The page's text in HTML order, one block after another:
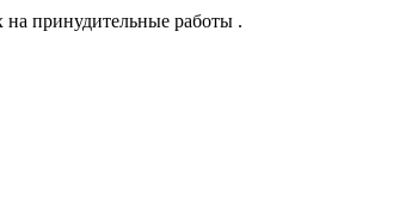
принудительные работы .